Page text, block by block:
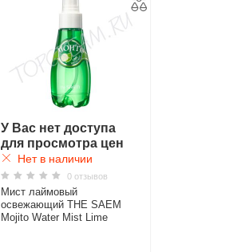
У Вас нет доступа
для просмотра цен
Нет в наличии
0 отзывов
Мист лаймовый
освежающий THE SAEM
Mojito Water Mist Lime